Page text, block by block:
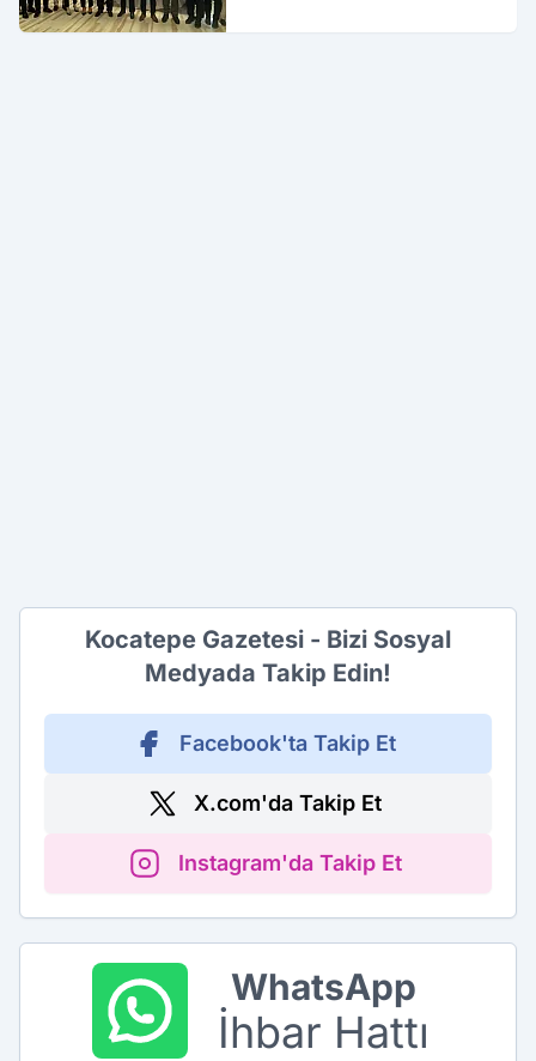
Kocatepe Gazetesi - Bizi Sosyal
Medyada Takip Edin!
Facebook'ta Takip Et
X.com'da Takip Et
Instagram'da Takip Et
WhatsApp
İhbar Hattı